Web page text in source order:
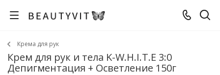
Крема для рук
Крем для рук и тела K-W.H.I.T.E 3:0
Депигментация + Осветление 150г